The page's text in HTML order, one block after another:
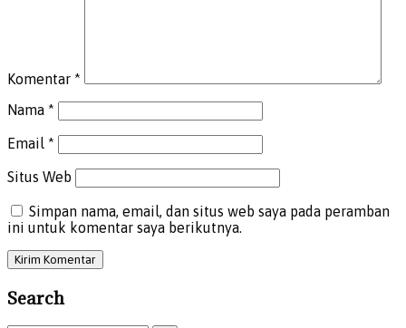
Komentar *
Nama *
Email *
Situs Web
Simpan nama, email, dan situs web saya pada peramban
ini untuk komentar saya berikutnya.
Search